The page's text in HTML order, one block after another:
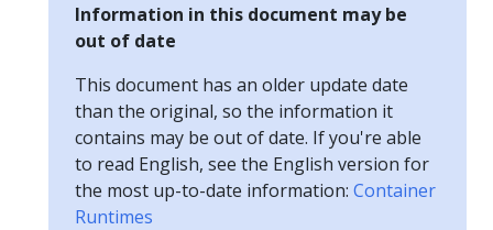
Information in this document may be
out of date
This document has an older update date
than the original, so the information it
contains may be out of date. If you're able
to read English, see the English version for
the most up-to-date information: Container
Runtimes